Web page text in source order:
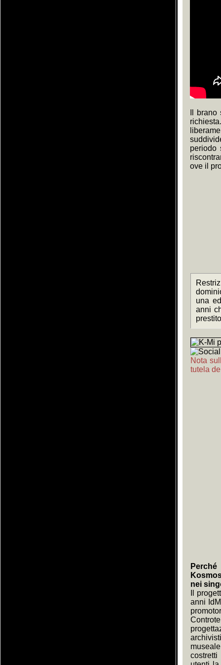
Il
periodo
ove il
una
anni
Nota
tutela
nei
Il
anni